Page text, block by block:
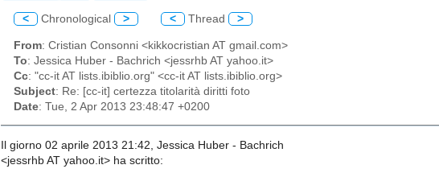
< Chronological > < Thread >
From: Cristian Consonni <kikkocristian AT gmail.com>
To: Jessica Huber - Bachrich <jessrhb AT yahoo.it>
Cc: "cc-it AT lists.ibiblio.org" <cc-it AT lists.ibiblio.org>
Subject: Re: [cc-it] certezza titolarità diritti foto
Date: Tue, 2 Apr 2013 23:48:47 +0200
Il giorno 02 aprile 2013 21:42, Jessica Huber - Bachrich
<jessrhb AT yahoo.it> ha scritto: